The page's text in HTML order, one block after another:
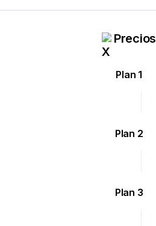
Precios
Plan 1
Plan 2
Plan 3